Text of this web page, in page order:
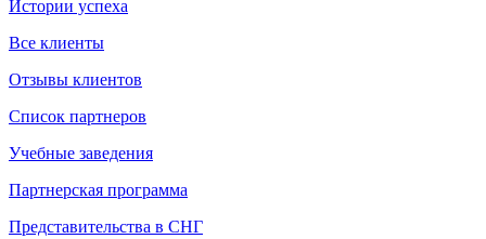
Истории успеха
Все клиенты
Отзывы клиентов
Список партнеров
Учебные заведения
Партнерская программа
Представительства в СНГ